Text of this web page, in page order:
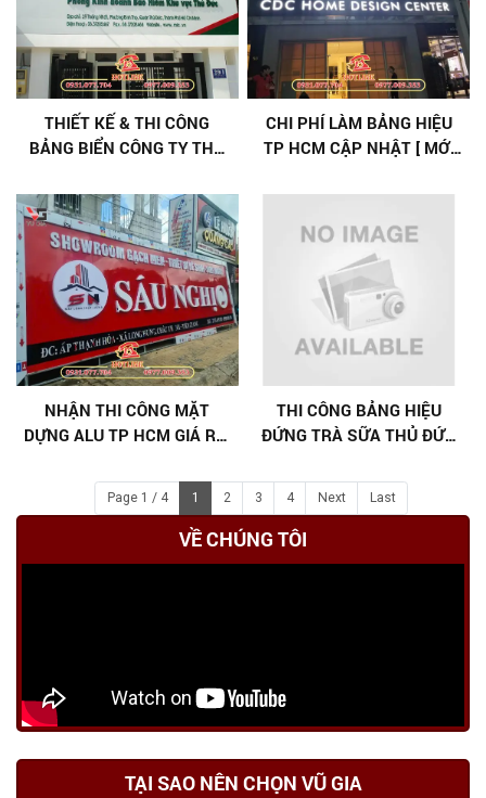
VỀ CHÚNG TÔI
TẠI SAO NÊN CHỌN VŨ GIA
THIẾT KẾ & THI CÔNG
BẢNG BIỂN CÔNG TY THỦ
CHI PHÍ LÀM BẢNG HIỆU
TP HCM CẬP NHẬT [ MỚI
NHẬN THI CÔNG MẶT
DỰNG ALU TP HCM GIÁ RẺ,
THI CÔNG BẢNG HIỆU
ĐỨNG TRÀ SỮA THỦ ĐỨC
Page 1 / 4 1 2 3 4 Next Last